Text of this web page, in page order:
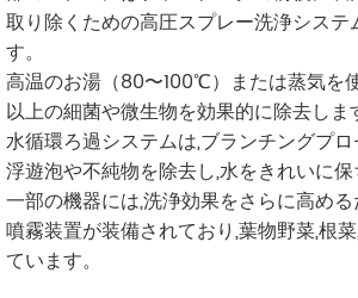
取り除くための高圧スプレー洗浄システ
す。
高温のお湯（80〜100℃）または蒸気を
以上の細菌や微生物を効果的に除去しま
水循環ろ過システムは,ブランチングプ
浮遊泡や不純物を除去し,水をきれいに保
一部の機器には,洗浄効果をさらに高め
噴霧装置が装備されており,葉物野菜,根
ています。